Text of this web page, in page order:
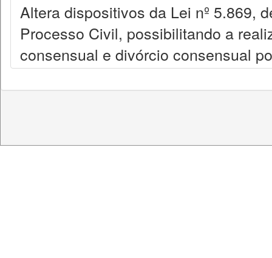
Altera dispositivos da Lei nº 5.869,
Processo Civil, possibilitando a
consensual e divórcio consensual